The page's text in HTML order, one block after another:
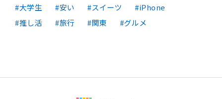
大学生
安い スイーツ
iPhone
推し活
旅行 関東 グルメ